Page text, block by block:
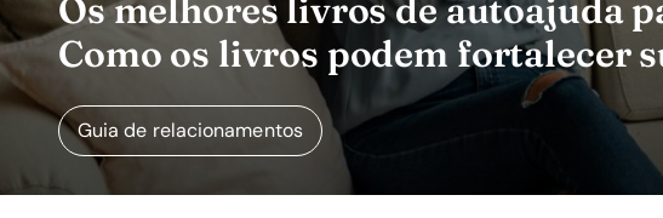
Os melhores livros de autoajuda
Como os livros podem fortalecer
Guia de relacionamentos